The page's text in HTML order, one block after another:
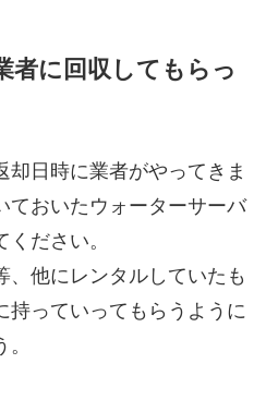
者に回収してもらっ
却日時に業者がやってきま
ておいたウォーターサーバ
ださい。
、他にレンタルしていたも
持っていってもらうように